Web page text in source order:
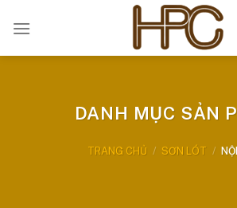
qua
DANH MỤC SẢN
TRANG CHỦ / SƠN LÓT /